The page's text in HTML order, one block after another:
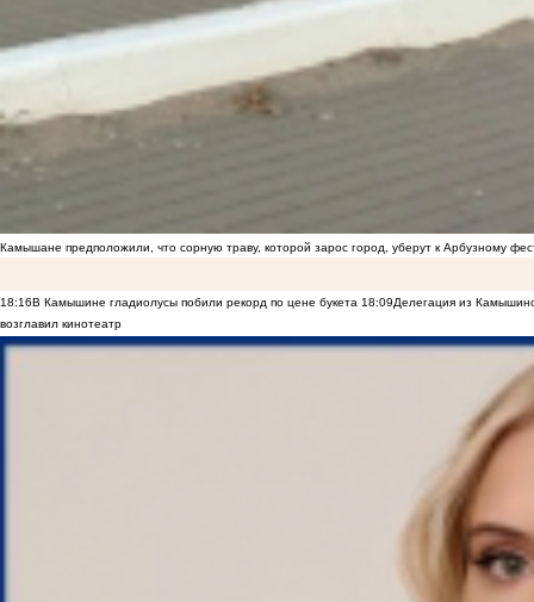
Камышане предположили, что сорную траву, которой зарос город, уберут к Арбузному
18:16В Камышине гладиолусы побили рекорд по цене букета 18:09Делегация из
возглавил кинотеатр